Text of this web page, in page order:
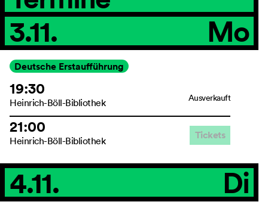
3.11.
Mo
Deutsche Erstaufführung
19:30
Heinrich-Böll-Bibliothek Ausverkauft
21:00
Heinrich-Böll-Bibliothek Tickets
4.11. Di